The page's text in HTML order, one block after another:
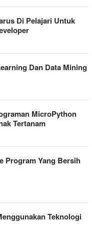
Di Pelajari Untuk
Dan Data Mining
MicroPython
Tertanam
Program Yang Bersih
Teknologi